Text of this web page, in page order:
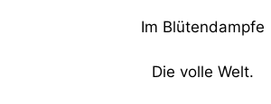
Im Blütendampfe
Die volle Welt.